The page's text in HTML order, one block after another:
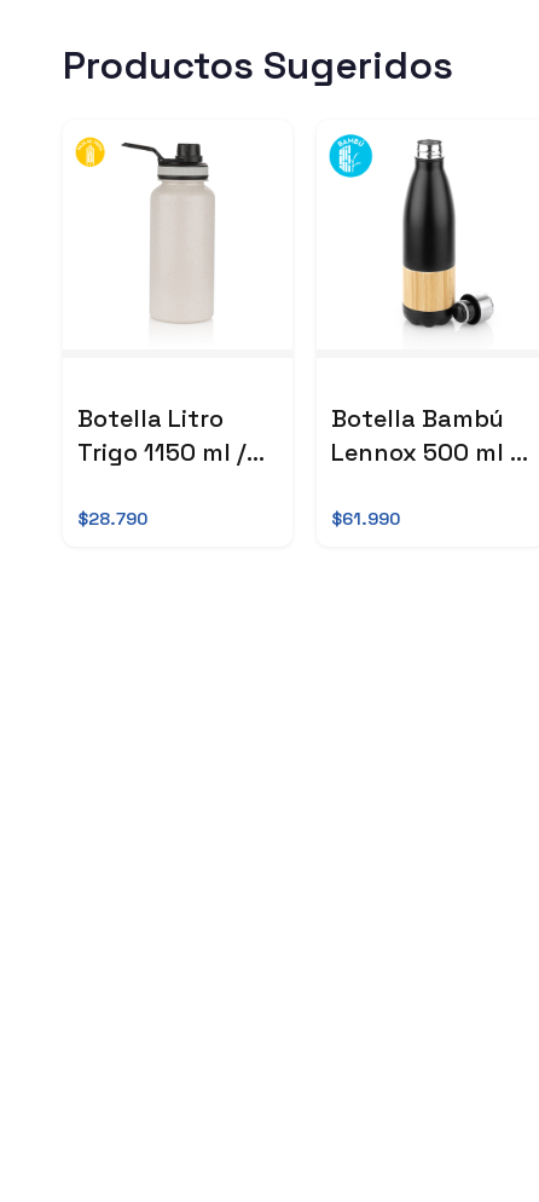
Productos Sugeridos
Botella Litro
Trigo 1150 ml /
$28.790
Botella Bambú
Lennox 500 ml /
$61.990